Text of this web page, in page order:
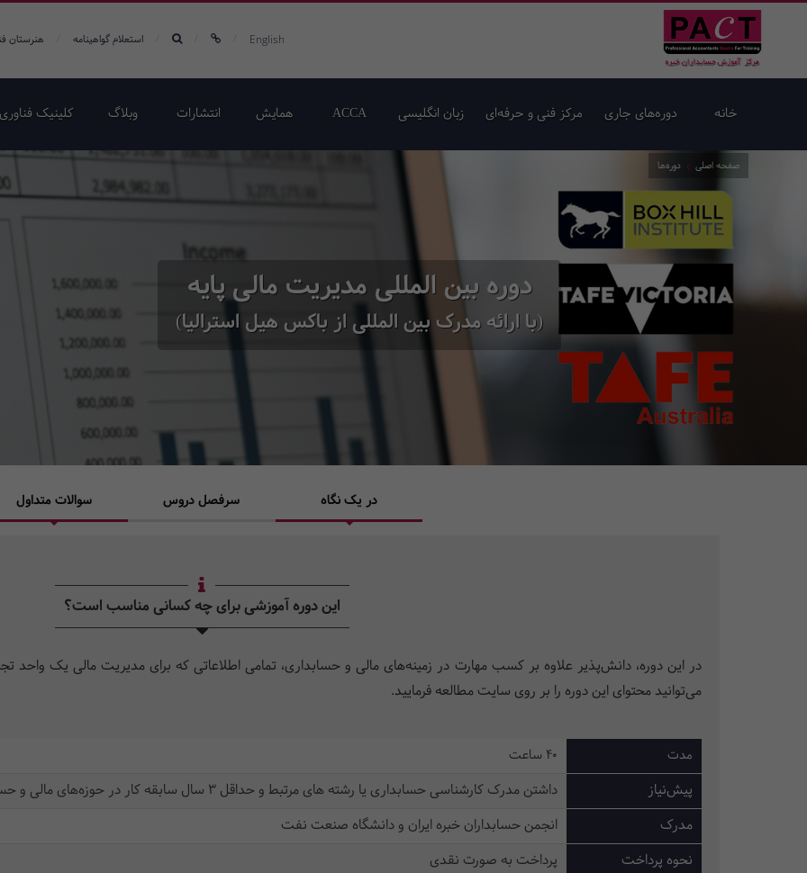
English استعلام گواهینامه هنرستان
خانه دوره‌های جاری مرکز فنی و حرفه‌ای زبان انگلیسی ACCA همایش‌ انتشارات وبلاگ کلینیک
دوره بین المللی مدیریت مالی پایه
(با ارائه مدرک بین المللی از باکس هیل استرالیا)
صفحه اصلی دوره‌ها
در یک نگاه سرفصل دروس سوالات متداول
این دوره آموزشی برای چه کسانی مناسب است؟
در این دوره، دانش‌پذیر علاوه بر کسب مهارت در زمینه‌های مالی و حسابداری، تمامی اطلاعاتی که برای مدیریت مالی یک واحد
می‌توانید محتوای این دوره را بر روی سایت مطالعه فرمایید.
مدت 40 ساعت
پیش‌نیاز
داشتن مدرک کارشناسی حسابداری یا رشته های مرتبط و حداقل 3 سال سابقه کار در حوزه‌های مالی و حسابداری
مدرک
انجمن حسابداران خبره ایران و دانشگاه صنعت نفت
نحوه پرداخت
پرداخت به صورت نقدی